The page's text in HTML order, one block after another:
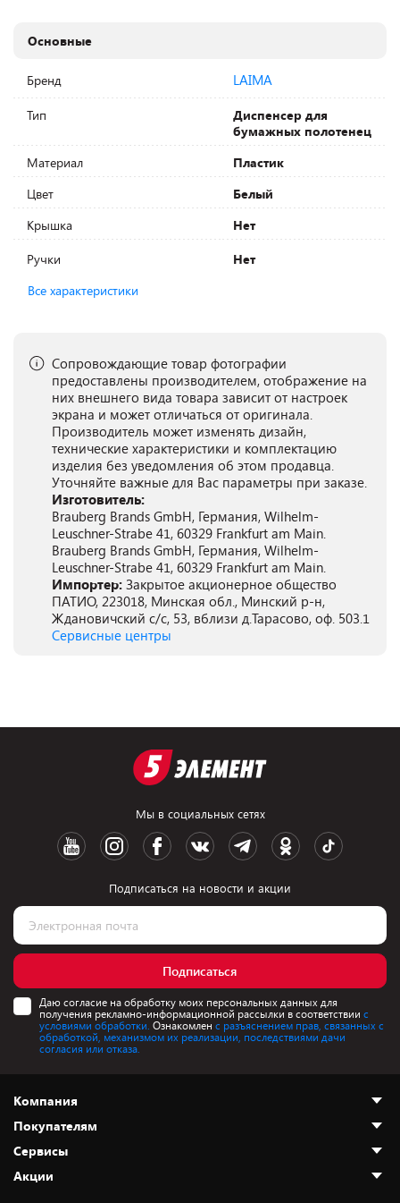
Основные
Бренд LAIMA
Тип
Диспенсер для
бумажных полотенец
Материал
Пластик
Цвет
Белый
Крышка
Нет
Ручки
Нет
Все характеристики
Сопровождающие товар фотографии
предоставлены производителем, отображение на
них внешнего вида товара зависит от настроек
экрана и может отличаться от оригинала.
Производитель может изменять дизайн,
технические характеристики и комплектацию
изделия без уведомления об этом продавца.
Уточняйте важные для Вас параметры при заказе.
Изготовитель:
Brauberg Brands GmbH, Германия, Wilhelm-
Leuschner-Strabe 41, 60329 Frankfurt am Main.
Brauberg Brands GmbH, Германия, Wilhelm-
Leuschner-Strabe 41, 60329 Frankfurt am Main.
Импортер: Закрытое акционерное общество
ПАТИО, 223018, Минская обл., Минский р-н,
Ждановичский с/с, 53, вблизи д.Тарасово, оф. 503.1
Сервисные центры
Мы в социальных сетях
Подписаться на новости и акции
Подписаться
Даю согласие на обработку моих персональных данных для
получения рекламно-информационной рассылки в соответствии с
условиями обработки. Ознакомлен с разъяснением прав, связанных с
обработкой, механизмом их реализации, последствиями дачи
согласия или отказа.
Компания
О нас
Адреса магазинов
Новости
Покупателям
Как сделать заказ
Оплата и доставка
Сервисы
Акции